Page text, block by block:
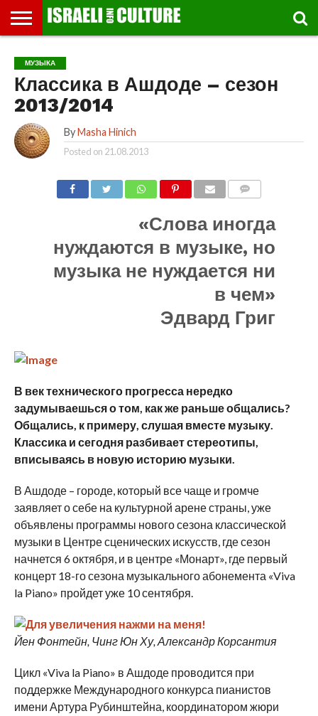
МУЗЕИ
СТРАНА
ФЕСТИВАЛЕЙ
ТЕАТР
КНИГИ.
ТЕКСТЫ
МУЗЫКА
РЕЛИГИЯ/
ИСТОРИЯ
ДВИЖЕНИЕ
ДЕТИ
ВЫХОДНОГО
ДНЯ
МАРШРУТЫ
ПРОГУЛЬЩИКА
ВИДЕО-
РЕЧИ
ВПЕЧАТЛЕНИЯ
ВСТРЕЧИ
И
ЛЕКЦИИ
ИНТЕРВЬЮ
КИНО
TEL
AVIV
GLOBAL
МУЗЫКА
Классика в Ашдоде – сезон
2013/2014
By Masha Hinich
Posted on 21.08.2013
«Слова иногда
нуждаются в музыке, но
музыка не нуждается ни
в чем»
Эдвард Григ
В век технического прогресса нередко
задумываешься о том, как же раньше общались?
Общались, к примеру, слушая вместе музыку.
Классика и сегодня разбивает стереотипы,
вписываясь в новую историю музыки.
В Ашдоде – городе, который все чаще и громче
заявляет о себе на культурной арене страны, уже
объявлены программы нового сезона классической
музыки в Центре сценических искусств, где сезон
начнется 6 октября, и в центре «Монарт», где первый
концерт 18-го сезона музыкального абонемента «Viva
la Piano» пройдет уже 10 сентября.
Йен Фонтейн, Чинг Юн Ху, Александр Корсантия
Цикл «Viva la Piano» в Ашдоде проводится при
поддержке Международного конкурса пианистов
имени Артура Рубинштейна, координатором жюри